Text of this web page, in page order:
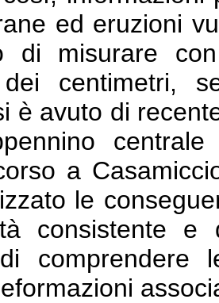
ed eruzioni
misurare
dei centimetri,
è avuto di
a
le
consistente e
comprendere